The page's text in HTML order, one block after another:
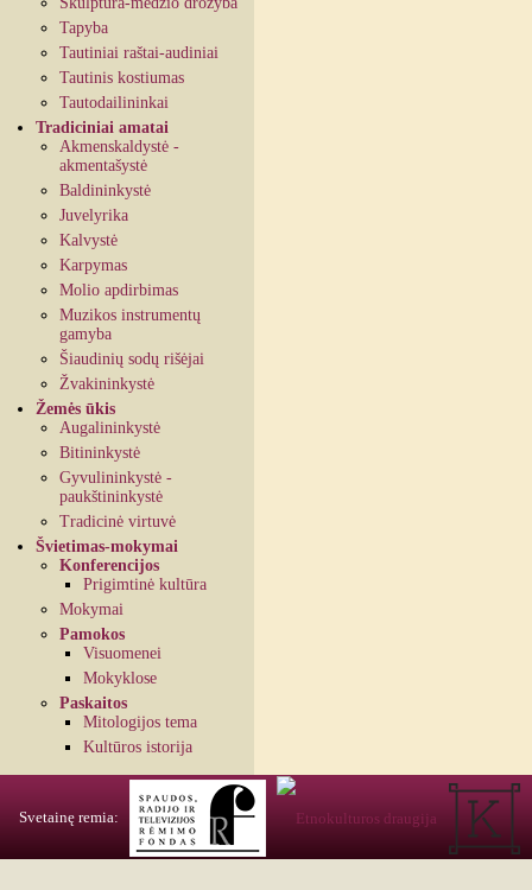
Tapyba
Tautiniai raštai-audiniai
Tautinis kostiumas
Tautodailininkai
Tradiciniai amatai
Akmenskaldystė -
akmentašystė
Baldininkystė
Juvelyrika
Kalvystė
Karpymas
Molio apdirbimas
Muzikos instrumentų
gamyba
Šiaudinių sodų rišėjai
Žvakininkystė
Žemės ūkis
Augalininkystė
Bitininkystė
Gyvulininkystė -
paukštininkystė
Tradicinė virtuvė
Švietimas-mokymai
Konferencijos
Prigimtinė kultūra
Mokymai
Pamokos
Visuomenei
Mokyklose
Paskaitos
Mitologijos tema
Kultūros istorija
Svetainę remia: